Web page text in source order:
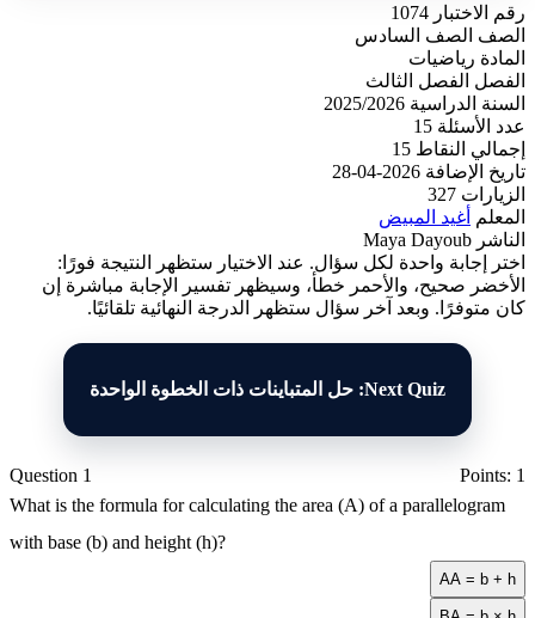
رقم الاختبار 1074
الصف
الصف السادس
المادة رياضيات
الفصل
الفصل الثالث
السنة الدراسية 2025/2026
عدد الأسئلة 15
إجمالي النقاط 15
تاريخ الإضافة 2026-04-28
الزيارات 327
المعلم
أغيد المبيض
الناشر Maya Dayoub
اختر إجابة واحدة لكل سؤال. عند الاختيار ستظهر النتيجة فورًا:
الأخضر صحيح، والأحمر خطأ، وسيظهر تفسير الإجابة مباشرة إن
كان متوفرًا. وبعد آخر سؤال ستظهر الدرجة النهائية تلقائيًا.
Next Quiz: حل المتباينات ذات الخطوة الواحدة
Question 1
Points: 1
What is the formula for calculating the area (A) of a parallelogram
with base (b) and height (h)?
AA = b + h